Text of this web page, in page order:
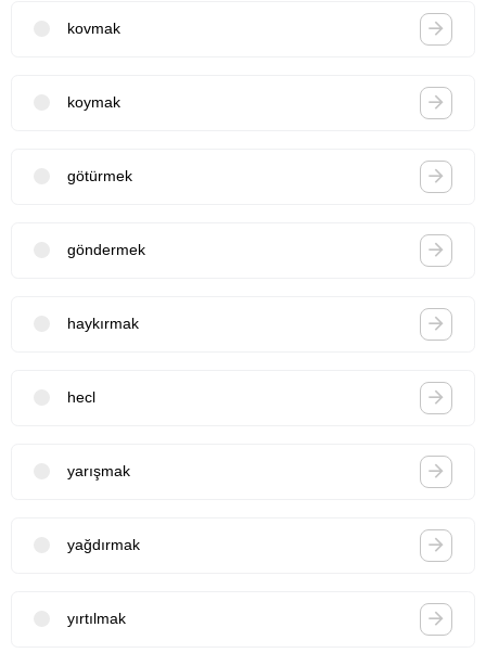
kovmak
koymak
götürmek
göndermek
haykırmak
hecl
yarışmak
yağdırmak
yırtılmak